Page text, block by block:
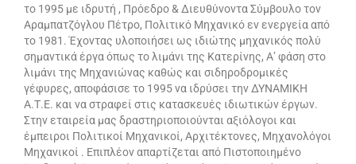
το 1995 με ιδρυτή , Πρόεδρο & Διευθύνοντα Σύμβουλο τον
Αραμπατζόγλου Πέτρο, Πολιτικό Μηχανικό εν ενεργεία από
το 1981. Έχοντας υλοποιήσει ως ιδιώτης μηχανικός πολύ
σημαντικά έργα όπως το λιμάνι της Κατερίνης, Α’ φάση στο
λιμάνι της Μηχανιώνας καθώς και σιδηροδρομικές
γέφυρες, αποφάσισε το 1995 να ιδρύσει την ΔΥΝΑΜΙΚΗ
Α.Τ.Ε. και να στραφεί στις κατασκευές ιδιωτικών έργων.
Στην εταιρεία μας δραστηριοποιούνται αξιόλογοι και
έμπειροι Πολιτικοί Μηχανικοί, Αρχιτέκτονες, Μηχανολόγοι
Μηχανικοί . Επιπλέον απαρτίζεται από Πιστοποιημένο